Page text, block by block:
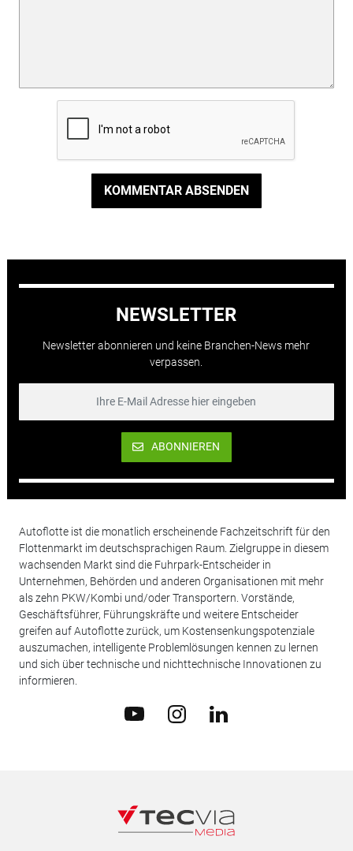
KOMMENTAR ABSENDEN
NEWSLETTER
Newsletter abonnieren und keine Branchen-News mehr
verpassen.
ABONNIEREN
Autoflotte ist die monatlich erscheinende Fachzeitschrift für den
Flottenmarkt im deutschsprachigen Raum. Zielgruppe in diesem
wachsenden Markt sind die Fuhrpark-Entscheider in
Unternehmen, Behörden und anderen Organisationen mit mehr
als zehn PKW/Kombi und/oder Transportern. Vorstände,
Geschäftsführer, Führungskräfte und weitere Entscheider
greifen auf Autoflotte zurück, um Kostensenkungspotenziale
auszumachen, intelligente Problemlösungen kennen zu lernen
und sich über technische und nichttechnische Innovationen zu
informieren.